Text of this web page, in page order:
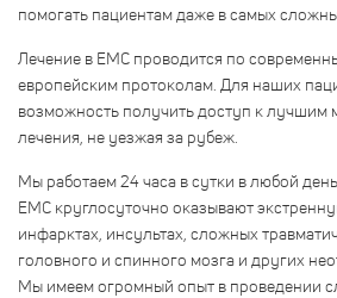
помогать пациентам даже в самых
Лечение в EMC проводится по
европейским протоколам. Для наших
возможность получить доступ к
лечения, не уезжая за рубеж.
Мы работаем 24 часа в сутки в любой
EMC круглосуточно оказывают
инфарктах, инсультах, сложных
головного и спинного мозга и других
Мы имеем огромный опыт в проведении